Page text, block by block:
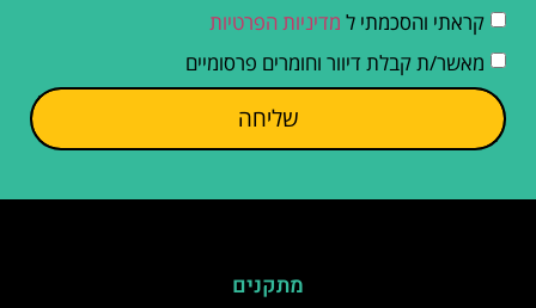
קראתי והסכמתי ל מדיניות הפרטיות
מאשר/ת קבלת דיוור וחומרים פרסומיים
שליחה
מתקנים